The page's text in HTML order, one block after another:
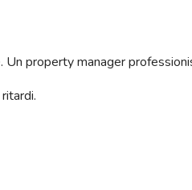
property manager